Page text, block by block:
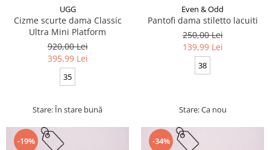
UGG
Cizme scurte dama Classic
Ultra Mini Platform
920,00 Lei
395,99 Lei
35
Stare: În stare bună
Even & Odd
Pantofi dama stiletto lacuiti
250,00 Lei
139,99 Lei
38
Stare: Ca nou
-19% -34%